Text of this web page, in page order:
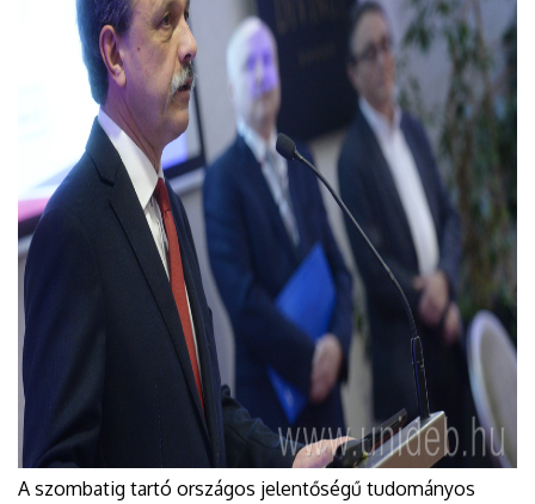
A szombatig tartó országos jelentőségű tudományos